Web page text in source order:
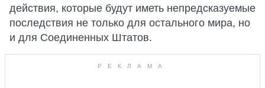
действия, которые будут иметь непредсказуемые
последствия не только для остального мира, но
и для Соединенных Штатов.